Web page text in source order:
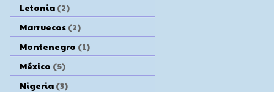
Letonia (2)
Marruecos (2)
Montenegro (1)
México (5)
Nigeria (3)